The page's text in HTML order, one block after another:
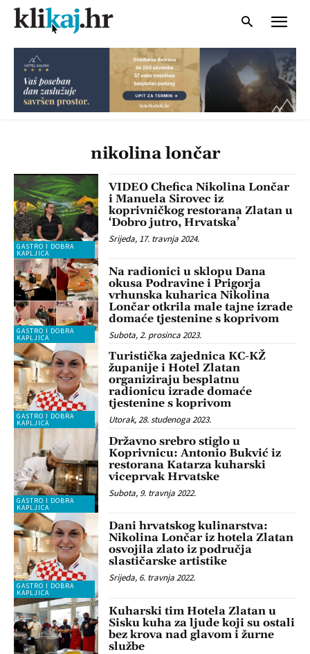
nikolina lončar
GASTRO I DOBRA
KAPLJICA
VIDEO Chefica Nikolina Lončar
i Manuela Sirovec iz
koprivničkog restorana Zlatan u
‘Dobro jutro, Hrvatska’
Srijeda, 17. travnja 2024.
GASTRO I DOBRA
KAPLJICA
Na radionici u sklopu Dana
okusa Podravine i Prigorja
vrhunska kuharica Nikolina
Lončar otkrila male tajne izrade
domaće tjestenine s koprivom
Subota, 2. prosinca 2023.
GASTRO I DOBRA
KAPLJICA
Turistička zajednica KC-KŽ
županije i Hotel Zlatan
organiziraju besplatnu
radionicu izrade domaće
tjestenine s koprivom
Utorak, 28. studenoga 2023.
GASTRO I DOBRA
KAPLJICA
Državno srebro stiglo u
Koprivnicu: Antonio Bukvić iz
restorana Katarza kuharski
viceprvak Hrvatske
Subota, 9. travnja 2022.
GASTRO I DOBRA
KAPLJICA
Dani hrvatskog kulinarstva:
Nikolina Lončar iz hotela Zlatan
osvojila zlato iz područja
slastičarske artistike
Srijeda, 6. travnja 2022.
Kuharski tim Hotela Zlatan u
Sisku kuha za ljude koji su ostali
bez krova nad glavom i žurne
službe